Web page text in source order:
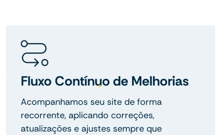
Fluxo Contínuo de Melhorias
Acompanhamos seu site de forma
recorrente, aplicando correções,
atualizações e ajustes sempre que